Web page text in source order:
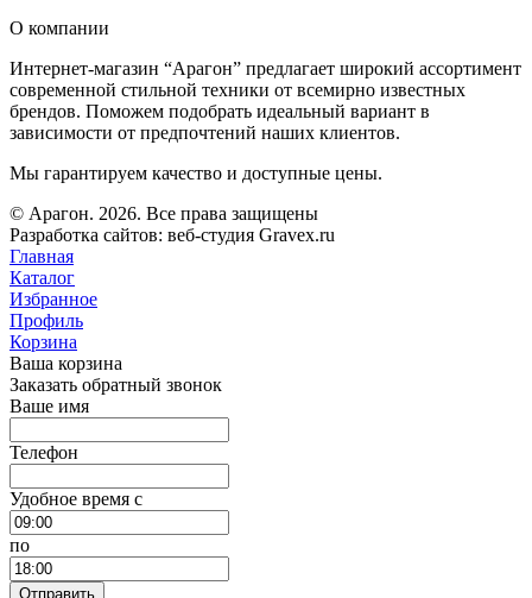
О компании
Интернет-магазин “Арагон” предлагает широкий ассортимент
современной стильной техники от всемирно известных
брендов. Поможем подобрать идеальный вариант в
зависимости от предпочтений наших клиентов.
Мы гарантируем качество и доступные цены.
© Арагон. 2026. Все права защищены
Разработка сайтов: веб-студия Gravex.ru
Главная
Каталог
Избранное
Профиль
Корзина
Ваша корзина
Заказать обратный звонок
Ваше имя
Телефон
Удобное время c
по
Отправить